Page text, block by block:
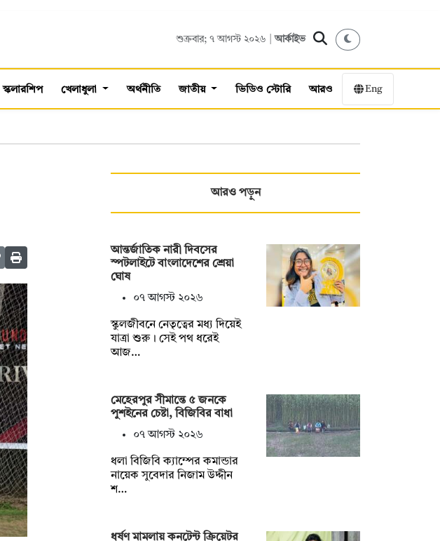
শুক্রবার; ৭ আগস্ট ২০২৬ |আর্কাইভ
স্কলারশিপ খেলাধুলা অর্থনীতি জাতীয় ভিডিও স্টোরি আরও Eng
আরও পড়ুন
আন্তর্জাতিক নারী দিবসের
স্পটলাইটে বাংলাদেশের শ্রেয়া
ঘোষ
০৭ আগস্ট ২০২৬
স্কুলজীবনে নেতৃত্বের মধ্য দিয়েই
যাত্রা শুরু। সেই পথ ধরেই
আজ…
মেহেরপুর সীমান্তে ৫ জনকে
পুশইনের চেষ্টা, বিজিবির বাধা
০৭ আগস্ট ২০২৬
ধলা বিজিবি ক্যাম্পের কমান্ডার
নায়েক সুবেদার নিজাম উদ্দীন
শ…
ধর্ষণ মামলায় কনটেন্ট ক্রিয়েটর